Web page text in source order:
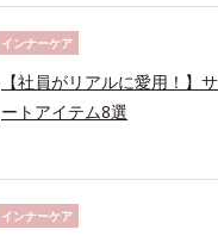
インナーケア
【社員がリアルに愛用！】
ートアイテム8選
インナーケア